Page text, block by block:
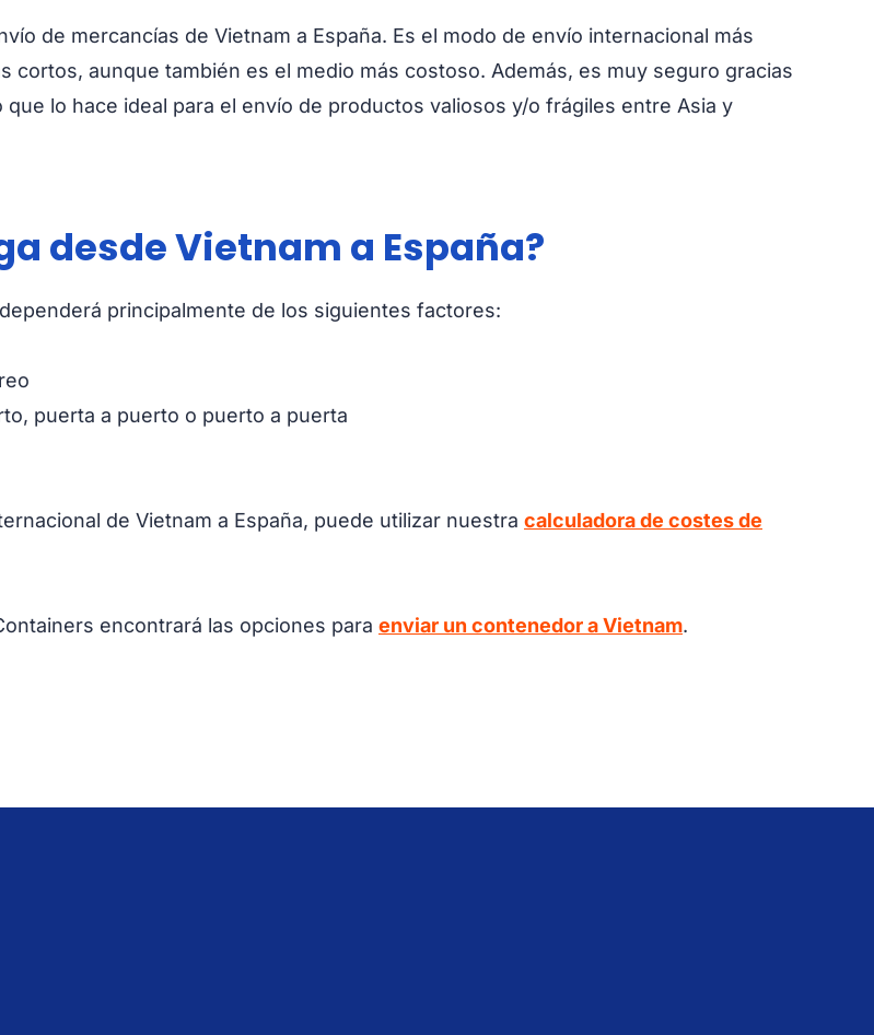
de mercancías de Vietnam a España. Es el modo de envío internacional más
cortos, aunque también es el medio más costoso. Además, es muy seguro gracias
lo hace ideal para el envío de productos valiosos y/o frágiles entre Asia y
desde Vietnam a España?
principalmente de los siguientes factores:
puerta a puerto o puerto a puerta
de Vietnam a España, puede utilizar nuestra calculadora de costes de
encontrará las opciones para enviar un contenedor a Vietnam.